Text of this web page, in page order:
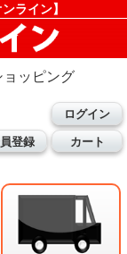
ライン】
ッピング
ログイン
登録
カート